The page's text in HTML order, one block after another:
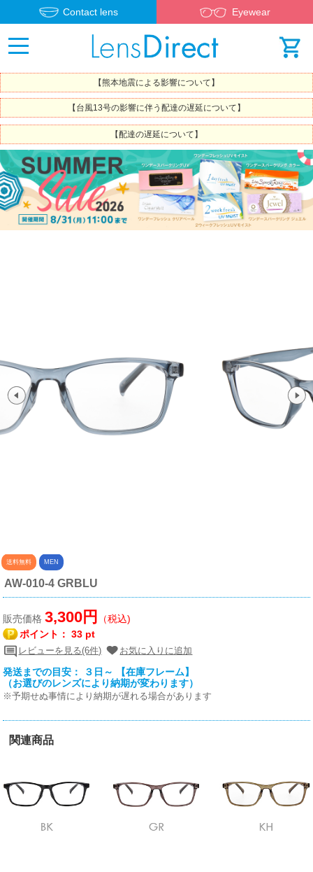
Contact lens Eyewear
【熊本地震による影響について】
【台風13号の影響に伴う配達の遅延について】
【配達の遅延について】
送料無料 MEN
AW-010-4 GRBLU
販売価格3,300円
（税込)
ポイント：33 pt
レビューを見る(6件) お気に入りに追加
発送までの目安： ３日～ 【在庫フレーム】
（お選びのレンズにより納期が変わります）
※予期せぬ事情により納期が遅れる場合があります
関連商品